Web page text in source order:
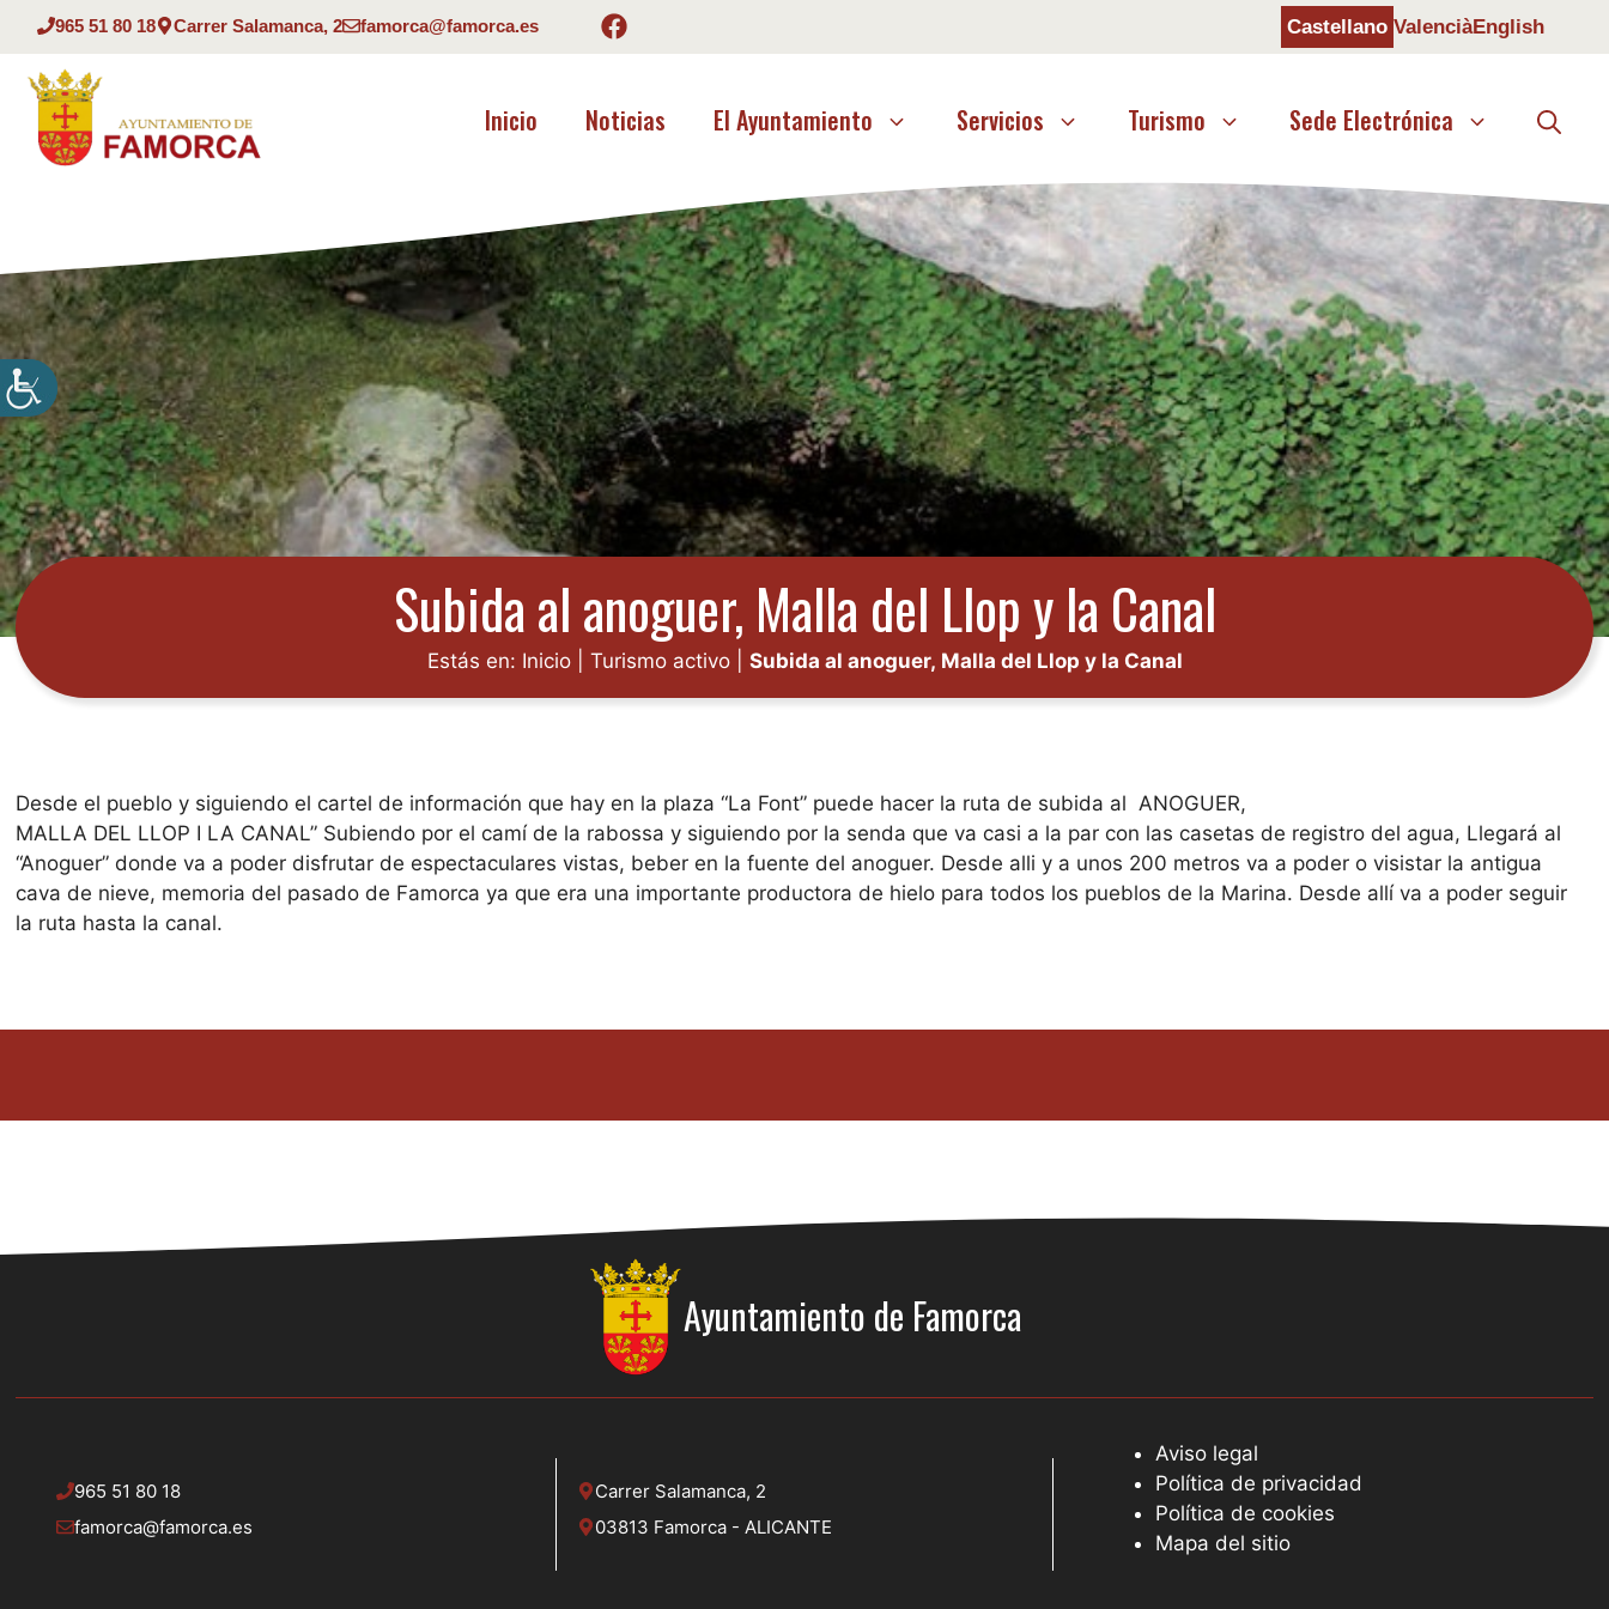
Saltar
contenido
965 51 80 18 Carrer Salamanca, 2 famorca@famorca.es Castellano ValenciàEnglish
Inicio Noticias El Ayuntamiento Servicios Turismo Sede Electrónica
Subida al anoguer, Malla del Llop y la Canal
Estás en: Inicio| Turismo activo| Subida al anoguer, Malla del Llop y la Canal
Desde el pueblo y siguiendo el cartel de información que hay en la plaza “La Font” puede hacer la ruta de subida al ANOGUER,
MALLA DEL LLOP I LA CANAL” Subiendo por el camí de la rabossa y siguiendo por la senda que va casi a la par con las casetas de registro del agua, Llegará al
“Anoguer” donde va a poder disfrutar de espectaculares vistas, beber en la fuente del anoguer. Desde alli y a unos 200 metros va a poder o visistar la antigua
cava de nieve, memoria del pasado de Famorca ya que era una importante productora de hielo para todos los pueblos de la Marina. Desde allí va a poder seguir
la ruta hasta la canal.
Ayuntamiento de Famorca
965 51 80 18
famorca@famorca.es
Carrer Salamanca, 2
03813 Famorca - ALICANTE
Aviso legal
Política de privacidad
Política de cookies
Mapa del sitio